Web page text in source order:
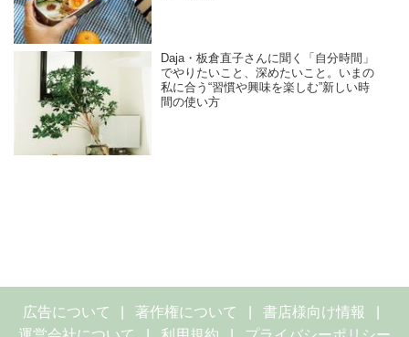
Daja・板倉直子さんに聞く「自分時間」
でやりたいこと、深めたいこと。いまの
私に合う“習慣や興味を楽しむ”新しい時
間の使い方
広告について 著作権について
書店様向け情報